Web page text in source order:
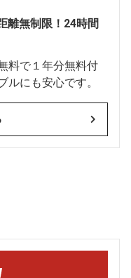
離無制限！24時間
料で１年分無料付
にも安心です。